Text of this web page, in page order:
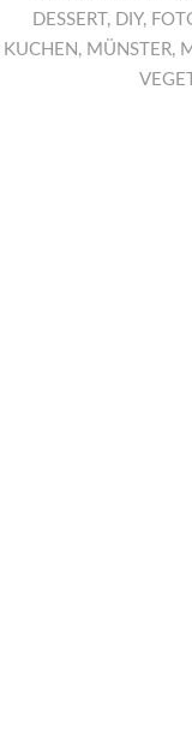
DESSERT , DIY,
KUCHEN , MÜNSTER,